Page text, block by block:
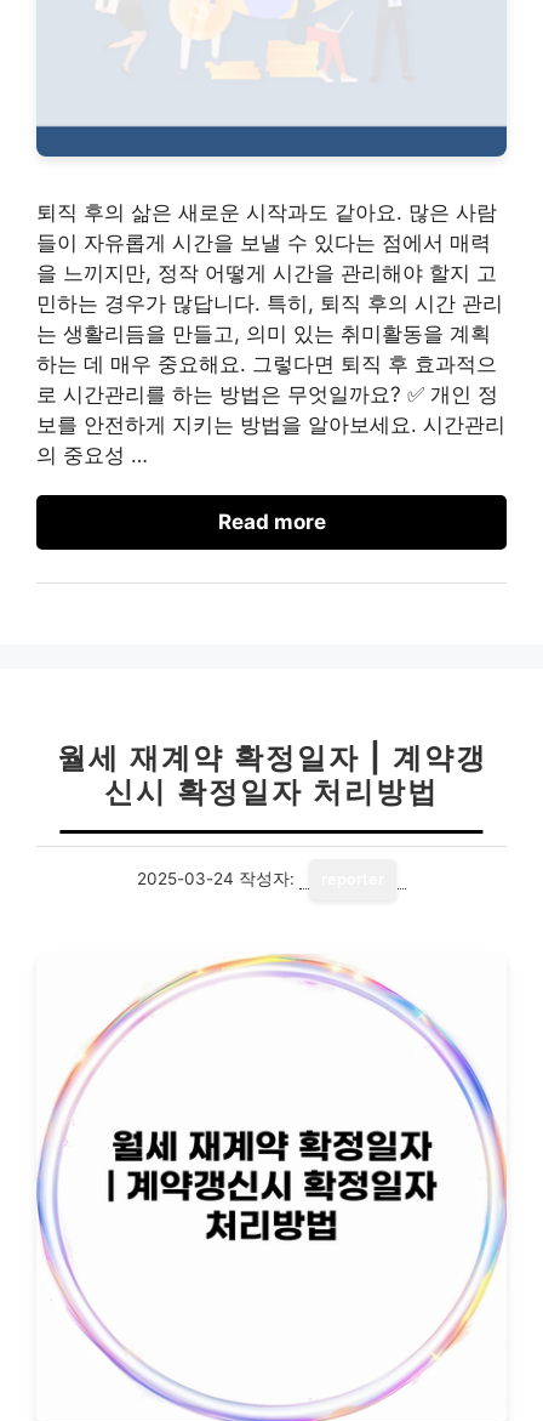
퇴직 후의 삶은 새로운 시작과도 같아요. 많은 사람
들이 자유롭게 시간을 보낼 수 있다는 점에서 매력
을 느끼지만, 정작 어떻게 시간을 관리해야 할지 고
민하는 경우가 많답니다. 특히, 퇴직 후의 시간 관리
는 생활리듬을 만들고, 의미 있는 취미활동을 계획
하는 데 매우 중요해요. 그렇다면 퇴직 후 효과적으
로 시간관리를 하는 방법은 무엇일까요? ✅ 개인 정
보를 안전하게 지키는 방법을 알아보세요. 시간관리
의 중요성 …
Read more
월세 재계약 확정일자 | 계약갱
신시 확정일자 처리방법
2025-03-24 작성자: